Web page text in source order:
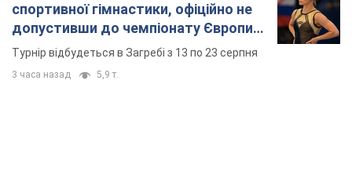
спортивної гімнастики, офіційно не
допустивши до чемпіонату Європи
основних спортсменів
Турнір відбудеться в Загребі з 13 по 23 серпня
3 часа назад 5,9 т.